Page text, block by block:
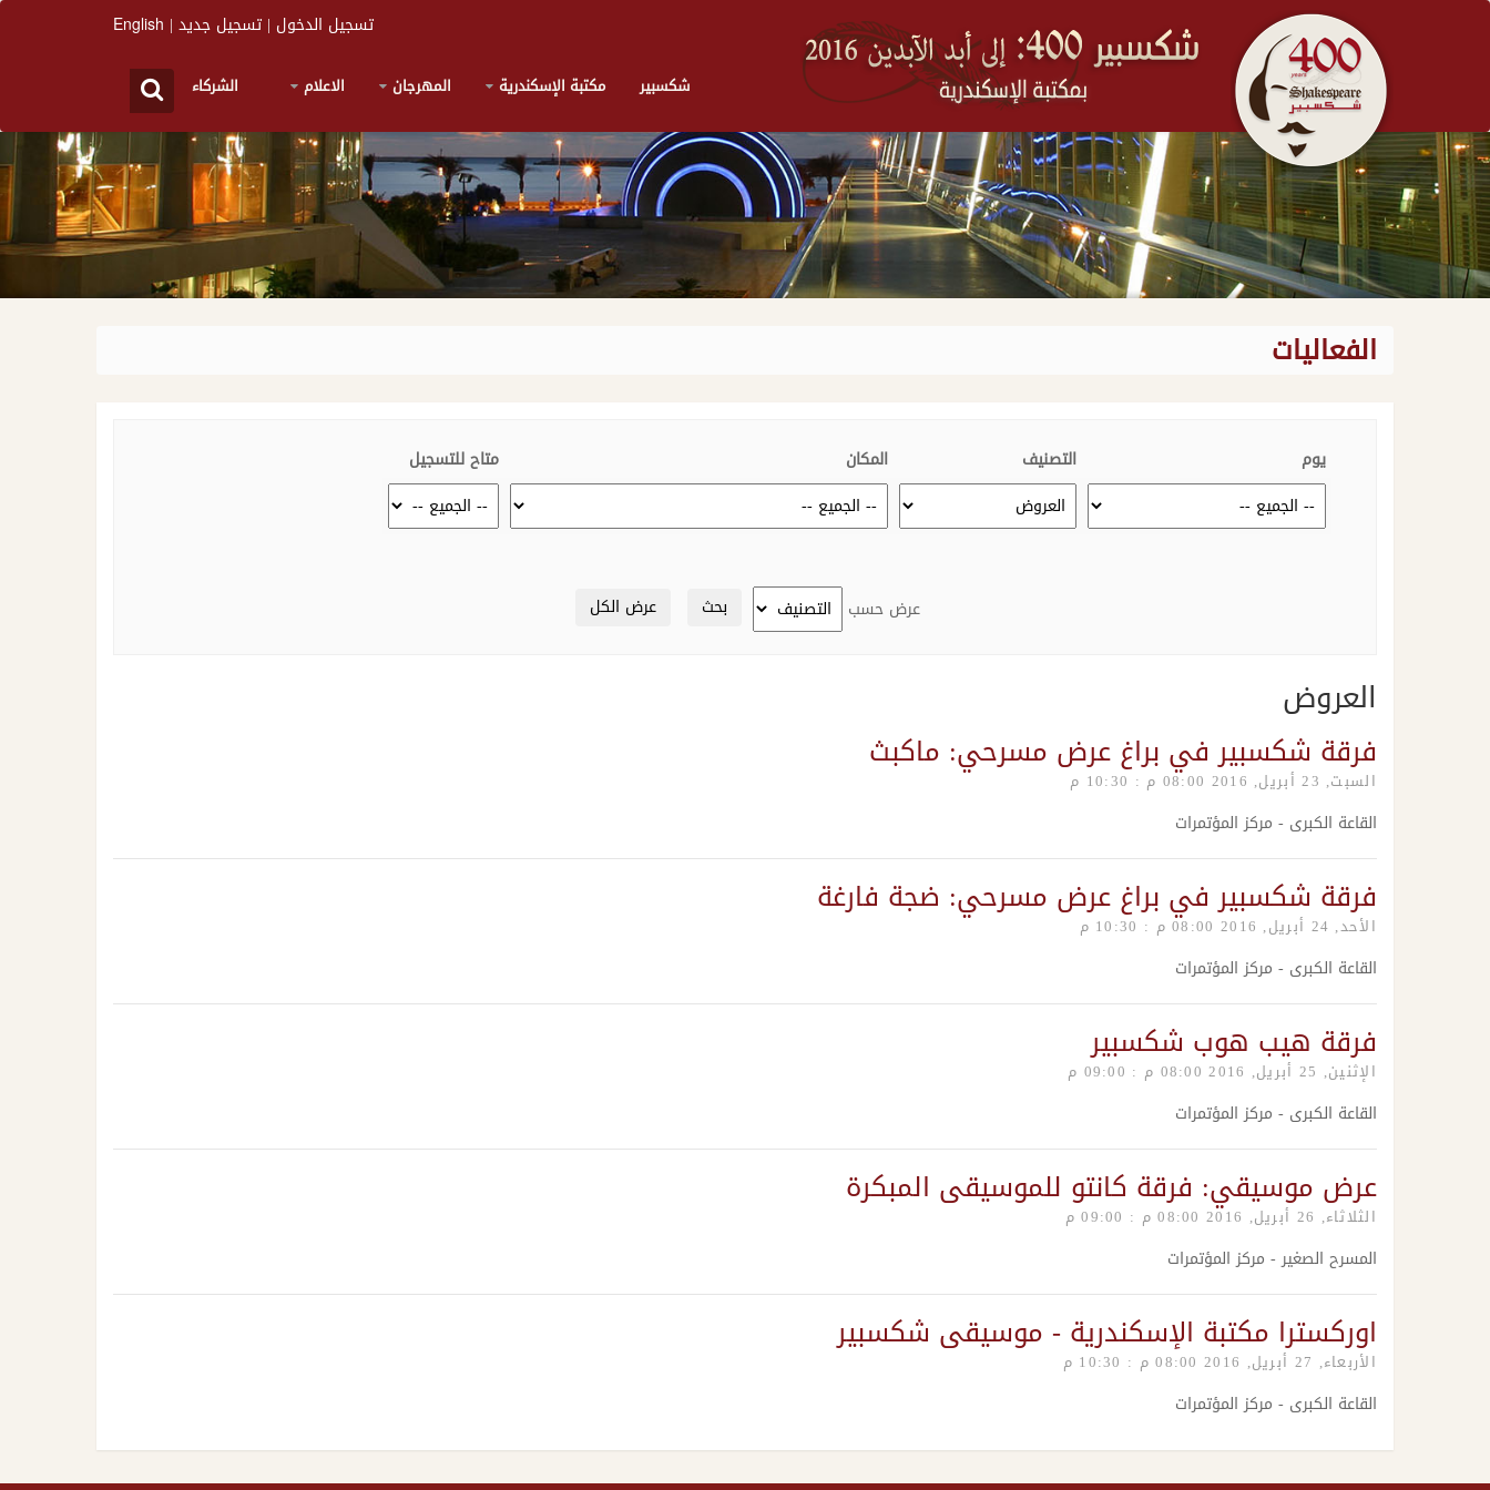
تسجيل الدخول | تسجيل جديد |
English
شكسبير مكتبة الإسكندرية المهرجان الاعلام الشركاء
الفعاليات
يوم التصنيف المكان متاح للتسجيل
عرض حسب
العروض
فرقة شكسبير في براغ عرض مسرحي: ماكبث
السبت, 23 أبريل, 2016 08:00 م : 10:30 م
القاعة الكبرى - مركز المؤتمرات
فرقة شكسبير في براغ عرض مسرحي: ضجة فارغة
الأحد, 24 أبريل, 2016 08:00 م : 10:30 م
القاعة الكبرى - مركز المؤتمرات
فرقة هيب هوب شكسبير
الإثنين, 25 أبريل, 2016 08:00 م : 09:00 م
القاعة الكبرى - مركز المؤتمرات
عرض موسيقي: فرقة كانتو للموسيقى المبكرة
الثلاثاء, 26 أبريل, 2016 08:00 م : 09:00 م
المسرح الصغير - مركز المؤتمرات
اوركسترا مكتبة الإسكندرية - موسيقى شكسبير
الأربعاء, 27 أبريل, 2016 08:00 م : 10:30 م
القاعة الكبرى - مركز المؤتمرات